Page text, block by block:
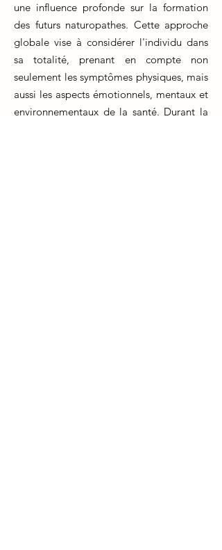
une influence profonde sur la formation
des futurs naturopathes. Cette approche
globale vise à considérer l'individu dans
sa totalité, prenant en compte non
seulement les symptômes physiques, mais
aussi les aspects émotionnels, mentaux et
environnementaux de la santé. Durant la